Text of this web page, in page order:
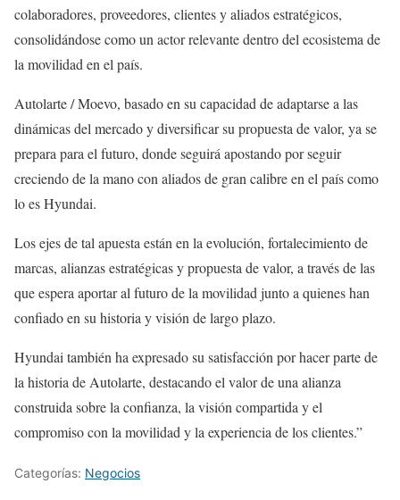
colaboradores, proveedores, clientes y aliados estratégicos,
consolidándose como un actor relevante dentro del ecosistema de
la movilidad en el país.
Autolarte / Moevo, basado en su capacidad de adaptarse a las
dinámicas del mercado y diversificar su propuesta de valor, ya se
prepara para el futuro, donde seguirá apostando por seguir
creciendo de la mano con aliados de gran calibre en el país como
lo es Hyundai.
Los ejes de tal apuesta están en la evolución, fortalecimiento de
marcas, alianzas estratégicas y propuesta de valor, a través de las
que espera aportar al futuro de la movilidad junto a quienes han
confiado en su historia y visión de largo plazo.
Hyundai también ha expresado su satisfacción por hacer parte de
la historia de Autolarte, destacando el valor de una alianza
construida sobre la confianza, la visión compartida y el
compromiso con la movilidad y la experiencia de los clientes.”
Categorías: Negocios